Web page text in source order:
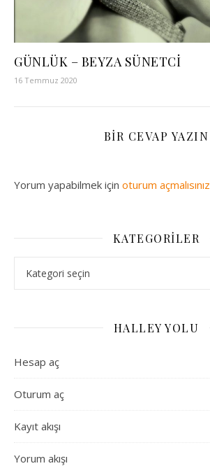
GÜNLÜK – BEYZA SÜNETCİ
16 Temmuz 2020
BIR CEVAP YAZIN
Yorum yapabilmek için oturum açmalısınız
KATEGORILER
HALLEY YOLU
Hesap aç
Oturum aç
Kayıt akışı
Yorum akışı